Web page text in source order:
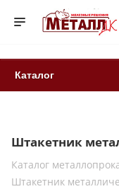
Каталог
Штакетник
Каталог
Штакетник